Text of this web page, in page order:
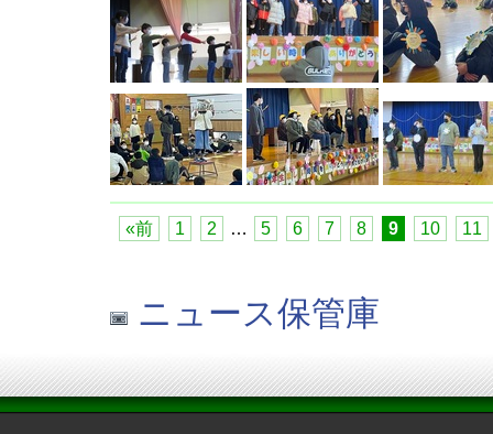
«前 1 2 … 5 6 7 8 9 10 11
ニュース保管庫